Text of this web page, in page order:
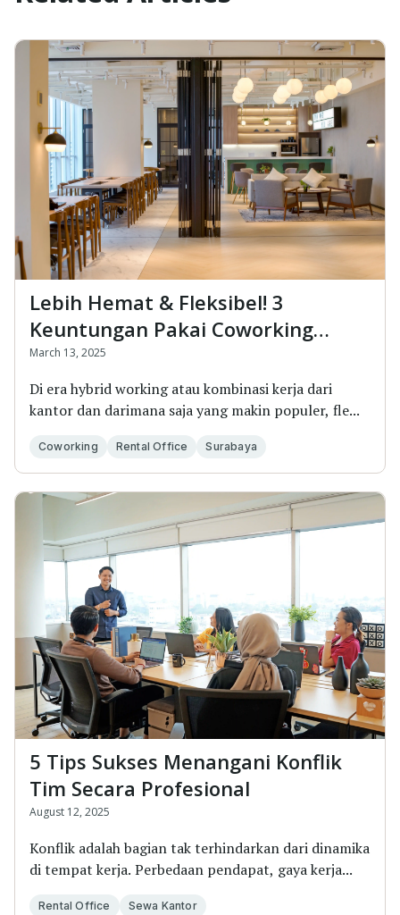
Lebih Hemat & Fleksibel! 3
Keuntungan Pakai Coworking
Space + Sewa Kantor di Surabaya
March 13, 2025
Di era hybrid working atau kombinasi kerja dari
kantor dan darimana saja yang makin populer, fle...
Coworking Rental Office Surabaya
5 Tips Sukses Menangani Konflik
Tim Secara Profesional
August 12, 2025
Konflik adalah bagian tak terhindarkan dari dinamika
di tempat kerja. Perbedaan pendapat, gaya kerja...
Rental Office Sewa Kantor